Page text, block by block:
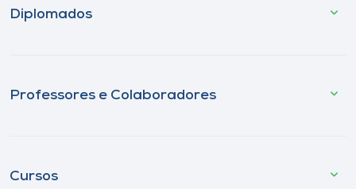
Diplomados
Professores e Colaboradores
Cursos